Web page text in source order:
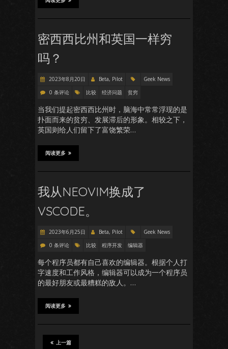
密西西比州和英国一样穷
吗？
2023年8月20日 Beta, Pilot
Geek News
0 条评论
比较 经济问题 贫穷
当我们提起密西西比州时，脑海中常常浮现的是
扑面而来的贫穷、发展滞后的形象。相较之下，
英国则给人们留下了富饶繁荣…
阅读更多
我从NEOVIM换成了
VSCODE。
2023年6月25日 Beta, Pilot
Geek News
0 条评论
比较 程序开发 编辑器
每个程序员都有自己喜欢的编辑器。根据个人打
字速度和工作风格，编辑器可以成为一个程序员
的最好朋友或最糟糕的敌人。…
阅读更多
上一篇